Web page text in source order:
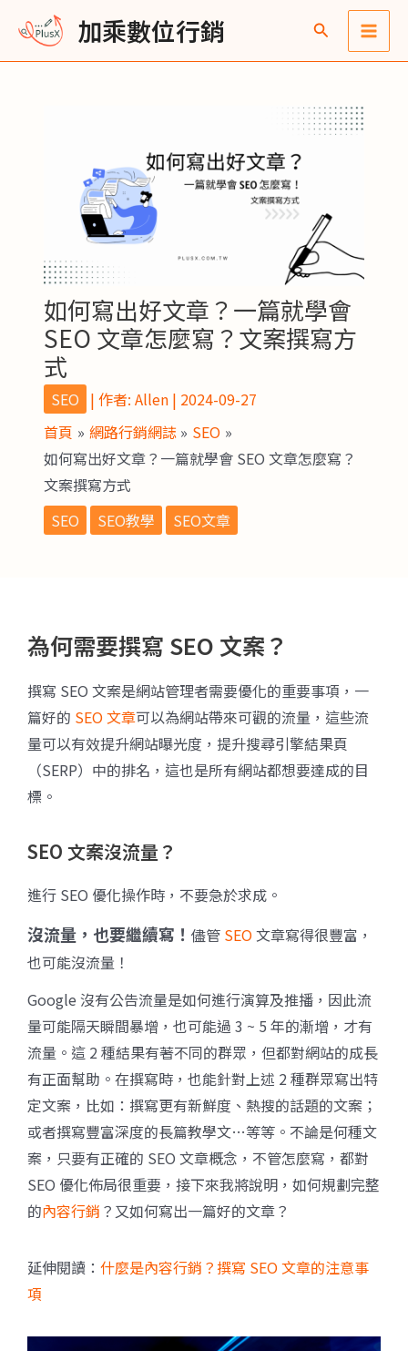
主
加乘數位行銷
Main
如何寫出好文章？一篇就學會
SEO 文章怎麼寫？文案撰寫方
式
SEO | 作者: Allen | 2024-09-27
首頁
網路行銷網誌
SEO
如何寫出好文章？一篇就學會 SEO 文章怎麼寫？
文案撰寫方式
SEO
SEO教學 SEO文章
為何需要撰寫 SEO 文案？
撰寫 SEO 文案是網站管理者需要優化的重要事項，一
篇好的 SEO 文章可以為網站帶來可觀的流量，這些流
量可以有效提升網站曝光度，提升搜尋引擎結果頁
（SERP）中的排名，這也是所有網站都想要達成的目
標。
SEO 文案沒流量？
進行 SEO 優化操作時，不要急於求成。
沒流量，也要繼續寫！ 儘管 SEO文章寫得很豐富，
也可能沒流量！
Google 沒有公告流量是如何進行演算及推播，因此流
量可能隔天瞬間暴增，也可能過 3 ~ 5 年的漸增，才有
流量。這 2 種結果有著不同的群眾，但都對網站的成長
有正面幫助。在撰寫時，也能針對上述 2 種群眾寫出特
定文案，比如：撰寫更有新鮮度、熱搜的話題的文案；
或者撰寫豐富深度的長篇教學文…等等。不論是何種文
案，只要有正確的 SEO 文章概念，不管怎麼寫，都對
SEO 優化佈局很重要，接下來我將說明，如何規劃完整
的內容行銷 ？又如何寫出一篇好的文章？
延伸閱讀： 什麼是內容行銷？撰寫 SEO 文章的注意事
項
navigation
彙